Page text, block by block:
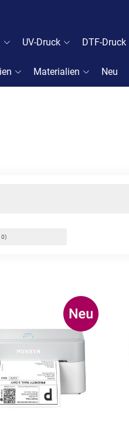
UV-Druck DTF-Druck
Materialien Neu